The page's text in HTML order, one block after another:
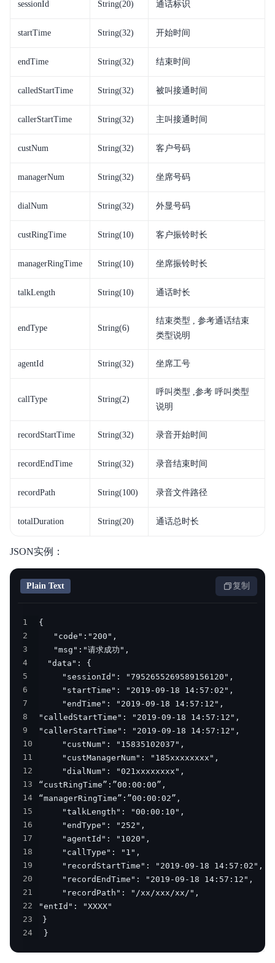
sessionId String(20) 通话标识
startTime String(32) 开始时间
endTime String(32) 结束时间
calledStartTime String(32) 被叫接通时间
callerStartTime String(32) 主叫接通时间
custNum String(32) 客户号码
managerNum String(32) 坐席号码
dialNum String(32) 外显号码
custRingTime String(10) 客户振铃时长
managerRingTime String(10) 坐席振铃时长
talkLength String(10) 通话时长
endType String(6)
结束类型 , 参考通话结束
类型说明
agentId String(32) 坐席工号
callType String(2)
呼叫类型 ,参考 呼叫类型
说明
recordStartTime String(32) 录音开始时间
recordEndTime String(32) 录音结束时间
recordPath String(100) 录音文件路径
totalDuration String(20) 通话总时长
JSON实例：
Plain Text 复制
1
2
3
4
5
6
7
8
9
10
11
12
13
14
15
16
17
18
19
20
21
22
23
24
}